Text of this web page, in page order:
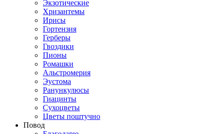
Экзотические
Хризантемы
Ирисы
Гортензия
Герберы
Гвоздики
Пионы
Ромашки
Альстромерия
Эустома
Ранункулюсы
Гиацинты
Сухоцветы
Цветы поштучно
Повод